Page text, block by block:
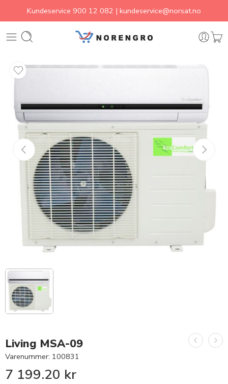
Kundeservice 900 12 082 | kundeservice@norsat.no
Living MSA-09
Varenummer: 100831
7 199.20 kr